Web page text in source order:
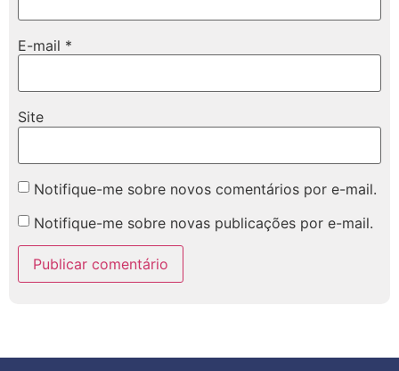
E-mail *
Site
Notifique-me sobre novos comentários por e-mail.
Notifique-me sobre novas publicações por e-mail.